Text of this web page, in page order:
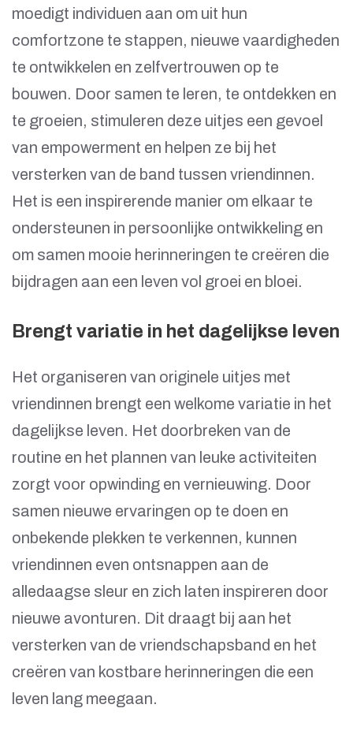
moedigt individuen aan om uit hun
comfortzone te stappen, nieuwe vaardigheden
te ontwikkelen en zelfvertrouwen op te
bouwen. Door samen te leren, te ontdekken en
te groeien, stimuleren deze uitjes een gevoel
van empowerment en helpen ze bij het
versterken van de band tussen vriendinnen.
Het is een inspirerende manier om elkaar te
ondersteunen in persoonlijke ontwikkeling en
om samen mooie herinneringen te creëren die
bijdragen aan een leven vol groei en bloei.
Brengt variatie in het dagelijkse leven
Het organiseren van originele uitjes met
vriendinnen brengt een welkome variatie in het
dagelijkse leven. Het doorbreken van de
routine en het plannen van leuke activiteiten
zorgt voor opwinding en vernieuwing. Door
samen nieuwe ervaringen op te doen en
onbekende plekken te verkennen, kunnen
vriendinnen even ontsnappen aan de
alledaagse sleur en zich laten inspireren door
nieuwe avonturen. Dit draagt bij aan het
versterken van de vriendschapsband en het
creëren van kostbare herinneringen die een
leven lang meegaan.